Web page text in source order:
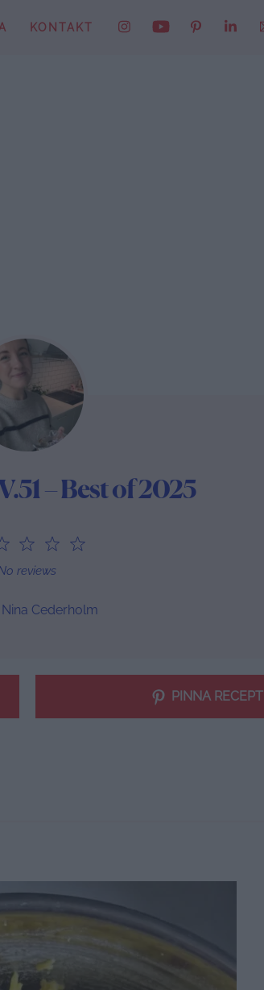
KONTAKT
– Best of 2025
5
3
Stars
2
Stars
reviews
Nina Cederholm
PINNA RECEPT